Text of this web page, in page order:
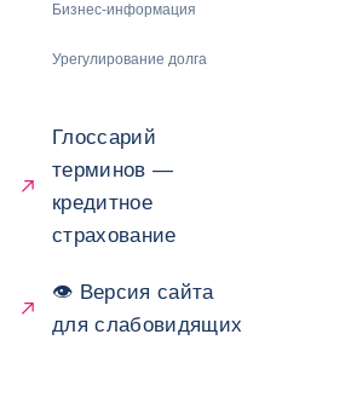
Бизнес-информация
Урегулирование долга
Глоссарий
терминов —
кредитное
страхование
👁 Версия сайта
для слабовидящих